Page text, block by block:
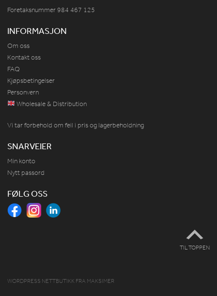
Foretaksnummer 984 467 125
INFORMASJON
Om oss
Kontakt oss
FAQ
Kjøpsbetingelser
Personvern
Wholesale & Distribution
Vi tar forbehold om feil i pris og lagerbeholdning
SNARVEIER
Min konto
Nytt passord
FØLG OSS
TIL TOPPEN
WORDPRESS NETTBUTIKK FRA MAKSIMER